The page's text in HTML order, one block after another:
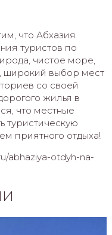
что Абхазия
туристов по
чистое море,
широкий выбор мест
со своей
жилья в
что местные
туристическую
приятного отдыха!
abhaziya-otdyh-na-